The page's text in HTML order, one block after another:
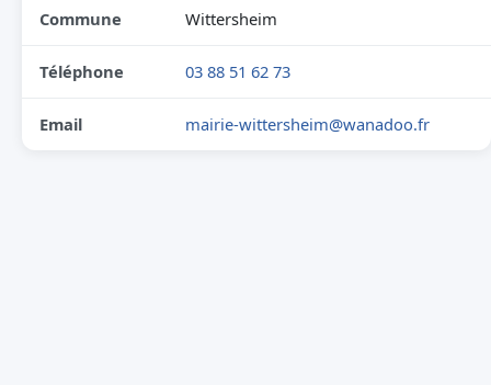
Commune Wittersheim
Téléphone 03 88 51 62 73
Email mairie-wittersheim@wanadoo.fr